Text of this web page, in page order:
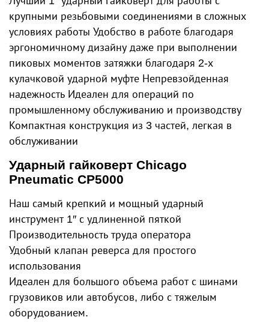
крупными резьбовыми соединениями в сложных
условиях работы Удобство в работе благодаря
эргономичному дизайну даже при выполнении
пиковых моментов затяжки благодаря 2-х
кулачковой ударной муфте Непревзойденная
надежность Идеален для операций по
промышленному обслуживанию и производству
Компактная конструкция из 3 частей, легкая в
обслуживании
Ударный гайковерт Chicago
Pneumatic CP5000
Наш самый крепкий и мощный ударный
инструмент 1″ с удлиненной пяткой
Производительность труда оператора
Удобный клапан реверса для простого
использования
Идеален для большого объема работ с шинами
грузовиков или автобусов, либо с тяжелым
оборудованием.